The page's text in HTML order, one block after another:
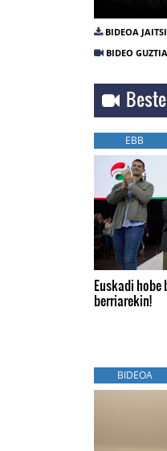
BIDEOA JAITSI
BIDEO
EBB
Euskadi hobe
berriarekin!
BIDEOA